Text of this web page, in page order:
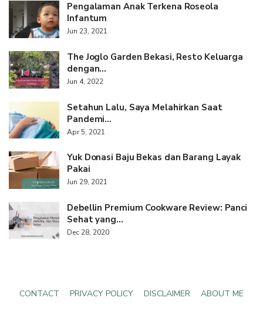
Pengalaman Anak Terkena Roseola
Infantum
Jun 23, 2021
The Joglo Garden Bekasi, Resto Keluarga
dengan…
Jun 4, 2022
Setahun Lalu, Saya Melahirkan Saat
Pandemi…
Apr 5, 2021
Yuk Donasi Baju Bekas dan Barang Layak
Pakai
Jun 29, 2021
Debellin Premium Cookware Review: Panci
Sehat yang…
Dec 28, 2020
CONTACT PRIVACY POLICY DISCLAIMER ABOUT ME